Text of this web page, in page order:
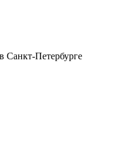
Санкт-Петербурге